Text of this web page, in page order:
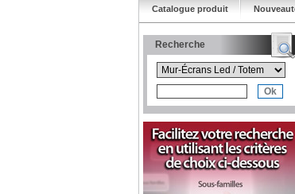
Catalogue produit
Recherche